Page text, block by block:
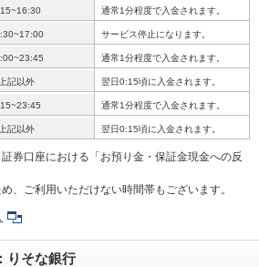
通常1分程度で入金されます。
サービス停止になります。
通常1分程度で入金されます。
上記以外 翌日0:15頃に入金されます。
通常1分程度で入金されます。
上記以外 翌日0:15頃に入金されます。
券口座における「お預り金・保証金現金への反
、ご利用いただけない時間帯もございます。
りそな銀行